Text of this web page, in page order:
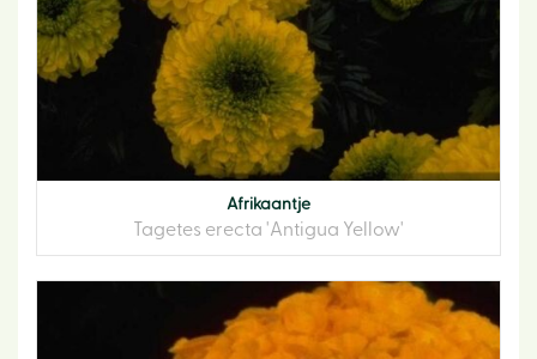
Afrikaantje
Tagetes erecta 'Antigua Yellow'